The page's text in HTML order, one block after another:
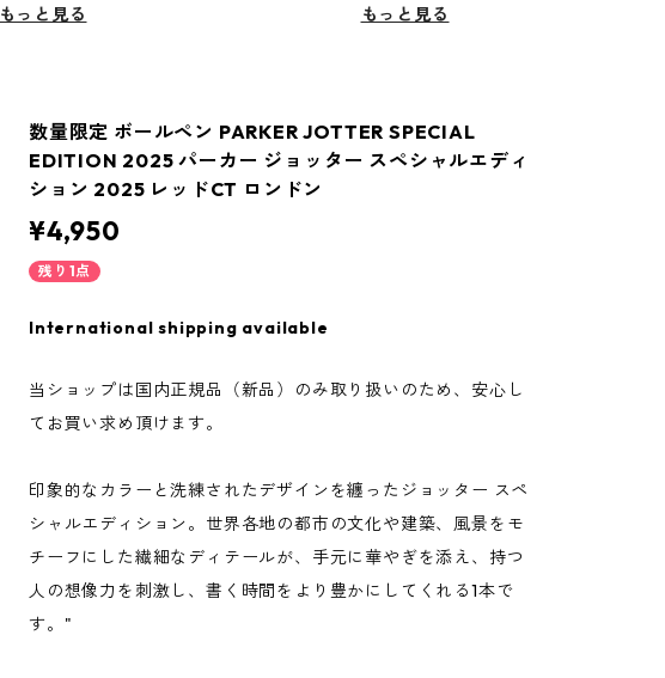
もっと見る
もっと見る
数量限定 ボールペン PARKER JOTTER SPECIAL
EDITION 2025 パーカー ジョッター スペシャルエディ
ション 2025 レッドCT ロンドン
¥4,950
残り1点
International shipping available
当ショップは国内正規品（新品）のみ取り扱いのため、安心し
てお買い求め頂けます。
印象的なカラーと洗練されたデザインを纏ったジョッター スペ
シャルエディション。世界各地の都市の文化や建築、風景をモ
チーフにした繊細なディテールが、手元に華やぎを添え、持つ
人の想像力を刺激し、書く時間をより豊かにしてくれる1本で
す。"